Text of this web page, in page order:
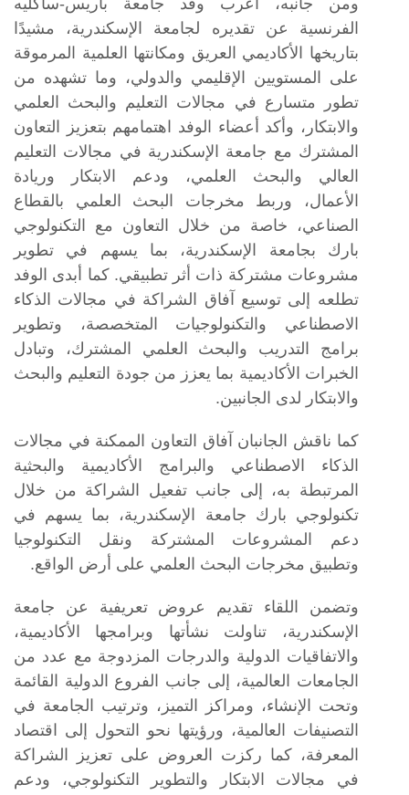
الفرنسية عن تقديره لجامعة الإسكندرية، مشيدًا
بتاريخها الأكاديمي العريق ومكانتها العلمية المرموقة
على المستويين الإقليمي والدولي، وما تشهده من
تطور متسارع في مجالات التعليم والبحث العلمي
والابتكار، وأكد أعضاء الوفد اهتمامهم بتعزيز التعاون
المشترك مع جامعة الإسكندرية في مجالات التعليم
العالي والبحث العلمي، ودعم الابتكار وريادة
الأعمال، وربط مخرجات البحث العلمي بالقطاع
الصناعي، خاصة من خلال التعاون مع التكنولوجي
بارك بجامعة الإسكندرية، بما يسهم في تطوير
مشروعات مشتركة ذات أثر تطبيقي. كما أبدى الوفد
تطلعه إلى توسيع آفاق الشراكة في مجالات الذكاء
الاصطناعي والتكنولوجيات المتخصصة، وتطوير
برامج التدريب والبحث العلمي المشترك، وتبادل
الخبرات الأكاديمية بما يعزز من جودة التعليم والبحث
والابتكار لدى الجانبين.
كما ناقش الجانبان آفاق التعاون الممكنة في مجالات
الذكاء الاصطناعي والبرامج الأكاديمية والبحثية
المرتبطة به، إلى جانب تفعيل الشراكة من خلال
تكنولوجي بارك جامعة الإسكندرية، بما يسهم في
دعم المشروعات المشتركة ونقل التكنولوجيا
وتطبيق مخرجات البحث العلمي على أرض الواقع.
وتضمن اللقاء تقديم عروض تعريفية عن جامعة
الإسكندرية، تناولت نشأتها وبرامجها الأكاديمية،
والاتفاقيات الدولية والدرجات المزدوجة مع عدد من
الجامعات العالمية، إلى جانب الفروع الدولية القائمة
وتحت الإنشاء، ومراكز التميز، وترتيب الجامعة في
التصنيفات العالمية، ورؤيتها نحو التحول إلى اقتصاد
المعرفة، كما ركزت العروض على تعزيز الشراكة
في مجالات الابتكار والتطوير التكنولوجي، ودعم